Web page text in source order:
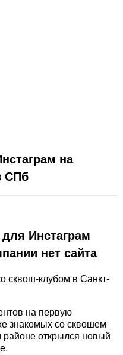
на
СПб
Инстаграм
нет сайта
сквош-клубом в Санкт-
на первую
знакомых со сквошем
открылся новый